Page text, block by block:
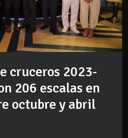
cruceros 2023-
206 escalas en
octubre y abril